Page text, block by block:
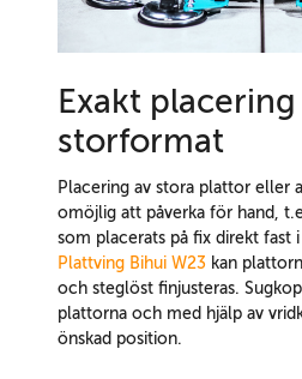
Exakt placering
storformat
Placering av stora plattor eller
omöjlig att påverka för hand,
som placerats på fix direkt fast
Plattving Bihui W23 kan
och steglöst finjusteras.
plattorna och med hjälp av
önskad position.